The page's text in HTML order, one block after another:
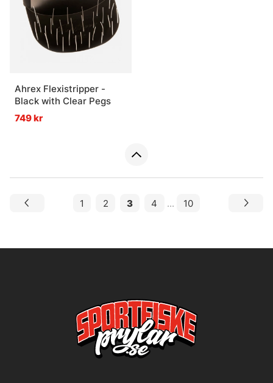
Ahrex Flexistripper -
Black with Clear Pegs
749 kr
1 2 3 4 ... 10